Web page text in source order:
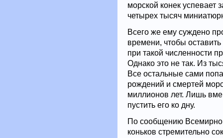
морской конек успевает
четырех тысяч
Всего же ему суждено
времени, чтобы
при такой численности
Однако это не так. Из
Все остальные сами
рождений и смертей
миллионов лет. Лишь
пустить его ко дну.
По сообщению
коньков стремительно